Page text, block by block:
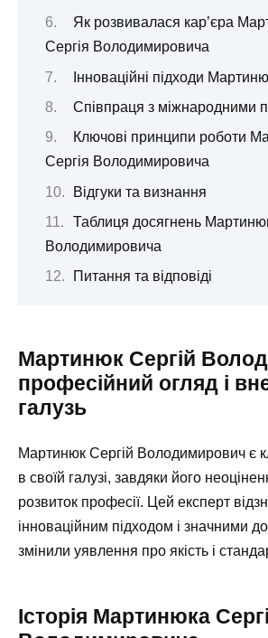
Як розвивалася кар’єра
Сергія Володимировича
Інноваційні підходи
Співпраця з міжнародними
Ключові принципи роботи
Сергія Володимировича
Відгуки та визнання
Таблиця досягнень
Володимировича
Питання та відповіді
Мартинюк Сергій
професійний огляд і
галузь
Мартинюк Сергій Володимирович є
в своїй галузі, завдяки його
розвиток професії. Цей експерт
інноваційним підходом і значними
змінили уявлення про якість і
Історія Мартинюка